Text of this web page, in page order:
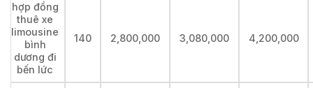
hợp đồng
thuê xe
limousine
bình
dương đi
bến lức
140 2,800,000 3,080,000 4,200,000